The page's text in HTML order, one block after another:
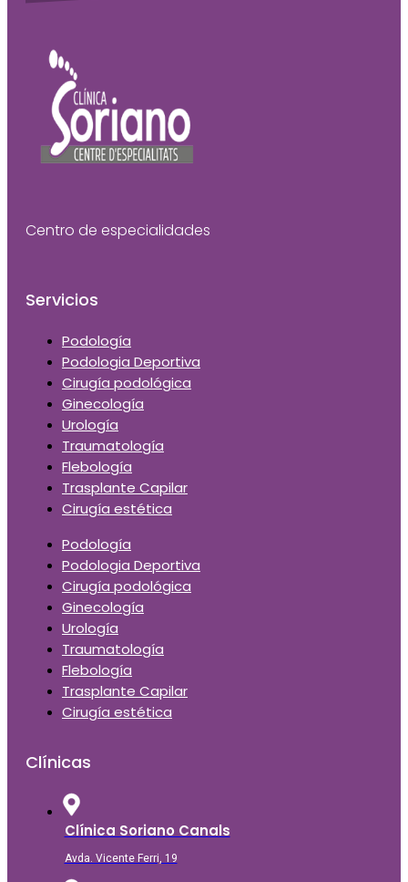
Centro de especialidades
Servicios
Podología
Podologia Deportiva
Cirugía podológica
Ginecología
Urología
Traumatología
Flebología
Trasplante Capilar
Cirugía estética
Podología
Podologia Deportiva
Cirugía podológica
Ginecología
Urología
Traumatología
Flebología
Trasplante Capilar
Cirugía estética
Clínicas
Clínica Soriano Canals
Avda. Vicente Ferri, 19